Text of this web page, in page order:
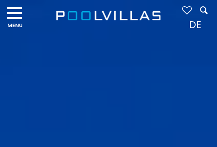
DE
Navigation
menu